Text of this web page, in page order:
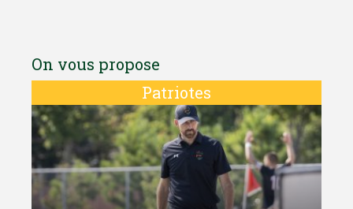
On vous propose
Patriotes